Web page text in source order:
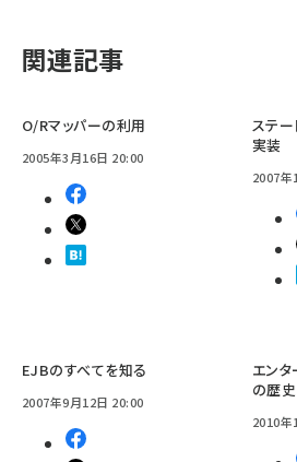
関連記事
O/Rマッパーの利用
2005年3月16日 20:00
ステ
実装
2007
EJBのすべてを知る
2007年9月12日 20:00
エン
の歴史
2010年